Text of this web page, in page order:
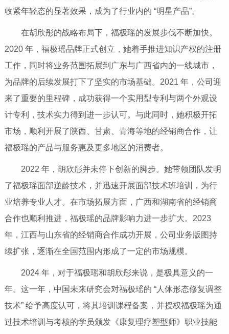
收紧年轻态的显著效果，成为了行业内的 “明星产品”。
在胡欣彤的战略布局下，福极瑶的发展步伐不断加快。
2020 年，福极瑶品牌正式创立，她着手推进知识产权的注册
工作，同时将业务范围拓展到广东与广西省内的一线城市，
为品牌的后续发展打下了坚实的市场基础。2021 年，公司迎
来了重要的里程碑，成功获得一个实用型专利与两个外观设
计专利，技术实力得到进一步认可。与此同时，她积极开拓
市场，顺利开展了陕西、甘肃、青海等地的经销商合作，让
福极瑶的产品与服务惠及更多地区的消费者。
2022 年，胡欣彤并未停下创新的脚步。她带领团队发明
了福极瑶面部逆龄技术，并迅速开展面部技术班培训，为行
业培养专业人才。在市场拓展方面，广西和湖南省的经销商
合作也顺利推进，福极瑶的品牌影响力进一步扩大。2023
年，江西与山东省的经销商合作成功开展，公司业务版图持
续扩张，逐渐在全国范围内形成了一定的市场规模。
2024 年，对于福极瑶和胡欣彤来说，是极具意义的一
年。这一年，中国未来研究会对福极瑶的 “人体形态修复调整
技术” 给予高度认可，将其培训课程备案，并授权福极瑶为通
过技术培训与考核的学员颁发《康复理疗塑型师》职业技能